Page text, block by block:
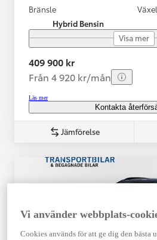
Bränsle
Hybrid Bensin
Visa mer
409 900 kr
Från 4 920 kr/mån
Läs mer
Kontakta
Jämförelse
Vi använder webbplats-
Cookies används för att ge dig den bästa